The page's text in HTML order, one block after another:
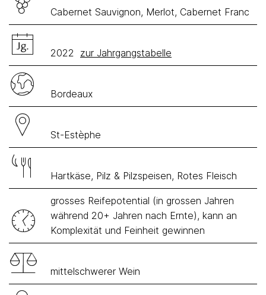
Cabernet Sauvignon, Merlot, Cabernet Franc
2022 zur Jahrgangstabelle
Bordeaux
St-Estèphe
Hartkäse, Pilz & Pilzspeisen, Rotes Fleisch
grosses Reifepotential (in grossen Jahren
während 20+ Jahren nach Ernte), kann an
Komplexität und Feinheit gewinnen
mittelschwerer Wein